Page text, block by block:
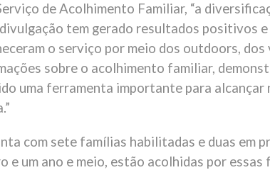
de Acolhimento Familiar, “a
tem gerado resultados positivos
o serviço por meio dos outdoors, dos
sobre o acolhimento familiar,
uma ferramenta importante para alcançar
com sete famílias habilitadas e duas em
e um ano e meio, estão acolhidas por essas